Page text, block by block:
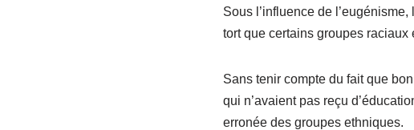
Sous l’influence de
tort que certains groupes raciaux
Sans tenir compte du fait que
qui n’avaient pas reçu
erronée des groupes ethniques.